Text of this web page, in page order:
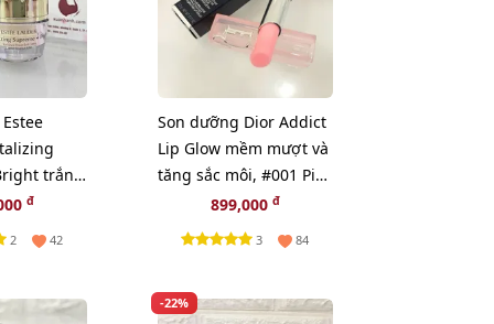
trắng
diện,
đ
2 42
Son dưỡng Dior Addict
Lip Glow mềm mượt và
tăng sắc môi, #001 Pink
- hồng tự nhiên (New)
899,000 đ
3 84
-22%